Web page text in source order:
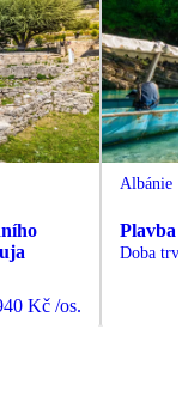
Kč /os.
Albánie
Plavba
Doba